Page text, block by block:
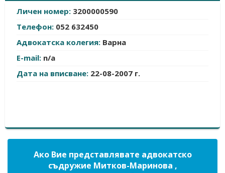
Личен номер: 3200000590
Телефон: 052 632450
Адвокатска колегия: Варна
E-mail: n/a
Дата на вписване: 22-08-2007 г.
Ако Вие представлявате адвокатско
съдружие Митков-Маринова ,